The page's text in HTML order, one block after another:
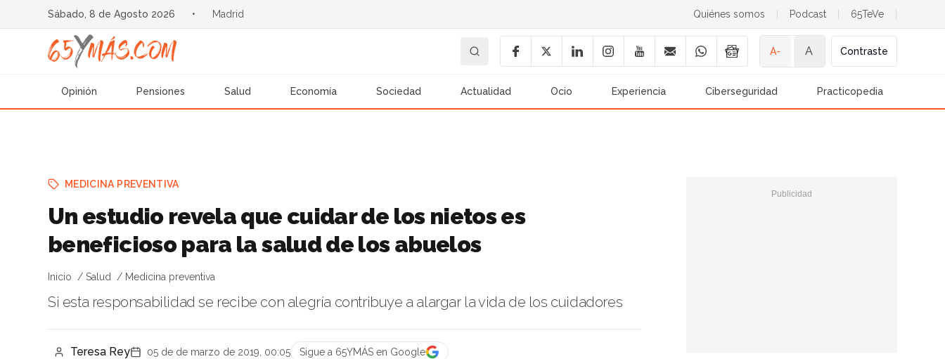
Sábado, 8 de Agosto 2026 • Madrid Quiénes somos Podcast 65TeVe
A- A Contraste
Opinión Pensiones Salud Economía Sociedad Actualidad Ocio Experiencia Ciberseguridad Practicopedia
MEDICINA PREVENTIVA
Un estudio revela que cuidar de los nietos es
beneficioso para la salud de los abuelos
Inicio Salud Medicina preventiva
Si esta responsabilidad se recibe con alegría contribuye a alargar la vida de los cuidadores
Teresa Rey 05 de de marzo de 2019, 00:05 Sigue a 65YMÁS en Google